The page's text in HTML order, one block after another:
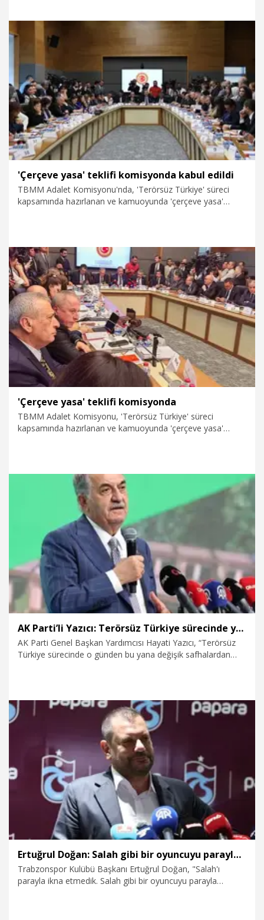
yaşanabilir olacak ve küresel ısınmadan en az etkilenecek
yer olacak. Dolayısıyla size burada güzel bir arazi verelim”
teklifinde bulundu. Salah’ın teklife gülümsediği anlar, sanal
8.08.2026
'Çerçeve yasa' teklifi komisyonda kabul edildi
TBMM Adalet Komisyonu'nda, 'Terörsüz Türkiye' süreci
kapsamında hazırlanan ve kamuoyunda 'çerçeve yasa'
bekleniyor.
8.08.2026 Politika
'Çerçeve yasa' teklifi komisyonda
TBMM Adalet Komisyonu, 'Terörsüz Türkiye' süreci
kapsamında hazırlanan ve kamuoyunda 'çerçeve yasa'
Politika
AK Parti’li Yazıcı: Terörsüz Türkiye sürecinde yeni bir safhaya girdik
AK Parti Genel Başkan Yardımcısı Hayati Yazıcı, “Terörsüz
Türkiye sürecinde o günden bu yana değişik safhalardan
Politika
Ertuğrul Doğan: Salah gibi bir oyuncuyu parayla ikna edip Trabzon'a getiremezsiniz
Trabzonspor Kulübü Başkanı Ertuğrul Doğan, "Salah'ı
parayla ikna etmedik. Salah gibi bir oyuncuyu parayla